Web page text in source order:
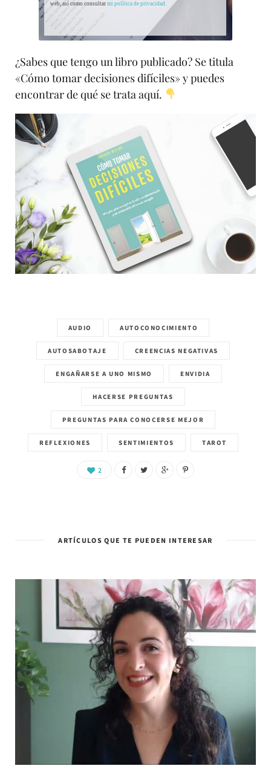
web, así como consultar mi política de privacidad.
¿Sabes que tengo un libro publicado? Se titula
«Cómo tomar decisiones difíciles» y puedes
encontrar de qué se trata aquí.
AUDIO AUTOCONOCIMIENTO
AUTOSABOTAJE CREENCIAS NEGATIVAS
ENGAÑARSE A UNO MISMO ENVIDIA
HACERSE PREGUNTAS
PREGUNTAS PARA CONOCERSE MEJOR
REFLEXIONES SENTIMIENTOS TAROT
2
ARTÍCULOS QUE TE PUEDEN INTERESAR